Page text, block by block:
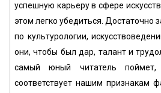
успешную карьеру в сфере
этом легко убедиться. Достаточно
по культурологии,
они, чтобы был дар, талант и
самый юный читатель
соответствует нашим признакам